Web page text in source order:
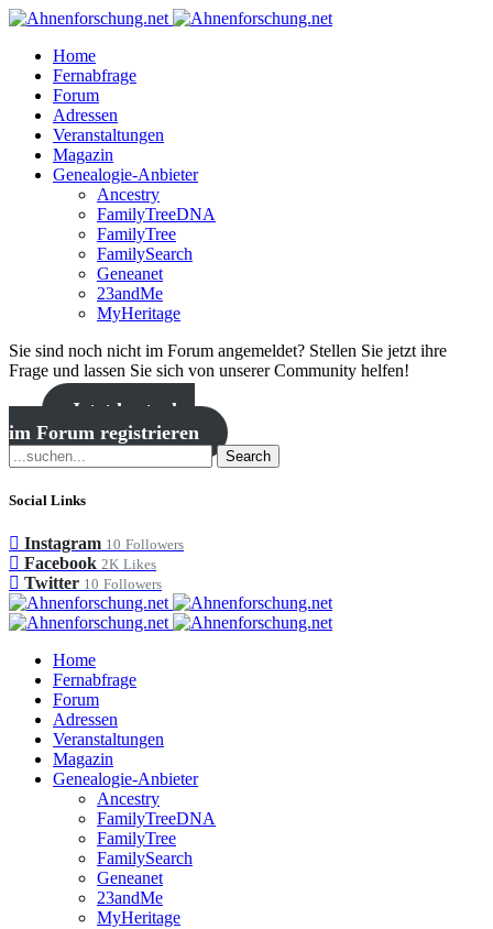
Home
Fernabfrage
Forum
Adressen
Veranstaltungen
Magazin
Genealogie-Anbieter
Ancestry
FamilyTreeDNA
FamilyTree
FamilySearch
Geneanet
23andMe
MyHeritage
Sie sind noch nicht im Forum angemeldet? Stellen Sie jetzt ihre
Frage und lassen Sie sich von unserer Community helfen!
Jetzt kostenlos
im Forum registrieren
Search
Social Links
Instagram 10 Followers
Facebook 2K Likes
Twitter 10 Followers
Home
Fernabfrage
Forum
Adressen
Veranstaltungen
Magazin
Genealogie-Anbieter
Ancestry
FamilyTreeDNA
FamilyTree
FamilySearch
Geneanet
23andMe
MyHeritage